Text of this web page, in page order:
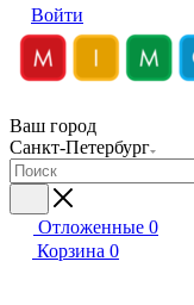
Войти
Ваш город
Санкт-Петербург
Отложенные 0
Корзина 0